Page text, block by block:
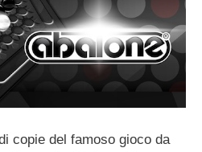
copie del famoso gioco da